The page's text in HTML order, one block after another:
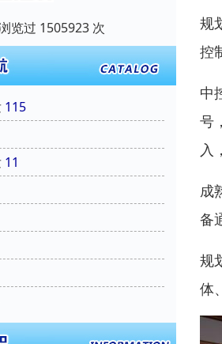
览过 1505923 次
115
11
规
控
中
号
入
成
备
规
体